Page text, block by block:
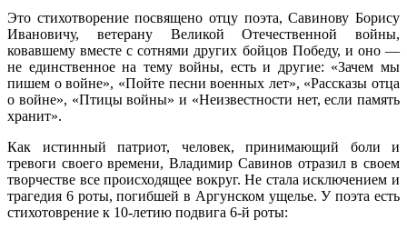
Это стихотворение посвящено отцу поэта, Савинову Борису
Ивановичу, ветерану Великой Отечественной войны,
ковавшему вместе с сотнями других бойцов Победу, и оно —
не единственное на тему войны, есть и другие: «Зачем мы
пишем о войне», «Пойте песни военных лет», «Рассказы отца
о войне», «Птицы войны» и «Неизвестности нет, если память
хранит».
Как истинный патриот, человек, принимающий боли и
тревоги своего времени, Владимир Савинов отразил в своем
творчестве все происходящее вокруг. Не стала исключением и
трагедия 6 роты, погибшей в Аргунском ущелье. У поэта есть
стихотоврение к 10-летию подвига 6-й роты: